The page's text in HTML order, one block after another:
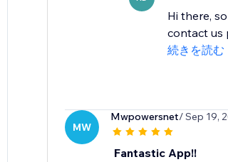
Hi there,
contact us
続きを読む
MW
Mwpowersnet/ Sep 19,
Fantastic App!!